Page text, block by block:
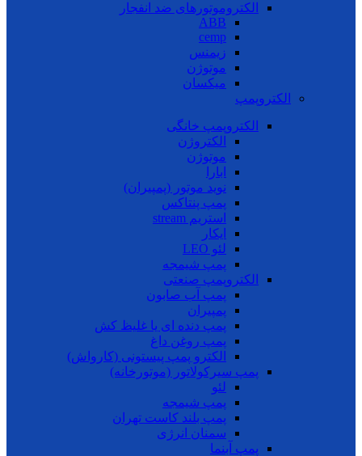
الکتروموتورهای ضد انفجار
ABB
cemp
زیمنس
موتوژن
میکسان
الکتروپمپ
الکتروپمپ خانگی
الکتروژن
موتوژن
ابارا
نوید موتور (پمپیران)
پمپ پنتاکس
استریم stream
ایکار
لئو LEO
پمپ شیمجه
الکتروپمپ صنعتی
پمپ آب صابون
پمپیران
پمپ دنده ای یا غلیظ کش
پمپ روغن داغ
الکترو پمپ پیستونی (کارواش)
پمپ سیرکولاتور (موتورخانه)
لئو
پمپ شیمجه
پمپ بلند کاست تهران
سمنان انرژی
پمپ آبنما